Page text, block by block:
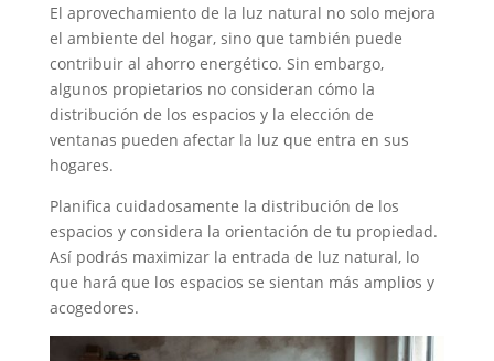
El aprovechamiento de la luz natural no solo mejora
el ambiente del hogar, sino que también puede
contribuir al ahorro energético. Sin embargo,
algunos propietarios no consideran cómo la
distribución de los espacios y la elección de
ventanas pueden afectar la luz que entra en sus
hogares.
Planifica cuidadosamente la distribución de los
espacios y considera la orientación de tu propiedad.
Así podrás maximizar la entrada de luz natural, lo
que hará que los espacios se sientan más amplios y
acogedores.